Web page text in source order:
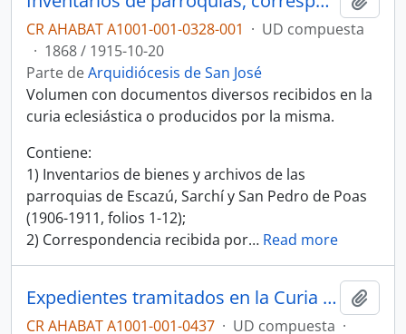
CR AHABAT A1001-001-0328-001 · UD compuesta
· 1868 / 1915-10-20
Parte deArquidiócesis de San José
Volumen con documentos diversos recibidos en la
curia eclesiástica o producidos por la misma.
Contiene:
1) Inventarios de bienes y archivos de las
parroquias de Escazú, Sarchí y San Pedro de Poas
(1906-1911, folios 1-12);
2) Correspondencia recibida por… Read more
Expedientes tramitados en la Curia diocesana de San José (1898-1900)
CR AHABAT A1001-001-0437 · UD compuesta ·